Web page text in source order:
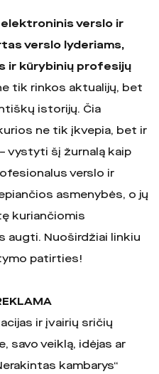
elektroninis verslo ir
verslo lyderiams,
ir kūrybinių profesijų
tik rinkos aktualijų, bet
istorijų. Čia
ne tik įkvepia, bet ir
vystyti šį žurnalą kaip
verslo ir
asmenybės, o jų
kuriančiomis
augti. Nuoširdžiai linkiu
patirties!
ir įvairių sričių
savo veiklą, idėjas ar
kambarys“